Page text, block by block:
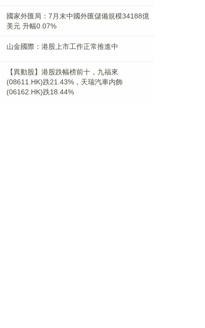
國家外匯局：7月末中國外匯儲備規模34188億
美元 升幅0.07%
山金國際：港股上市工作正常推進中
【異動股】港股跌幅榜前十，九福來
(08611.HK)跌21.43%，天瑞汽車内飾
(06162.HK)跌18.44%